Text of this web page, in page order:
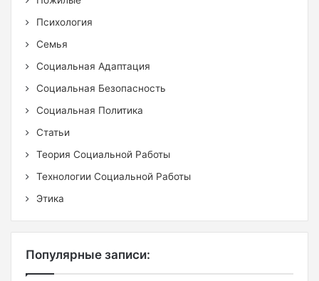
Психология
Семья
Социальная Адаптация
Социальная Безопасность
Социальная Политика
Статьи
Теория Социальной Работы
Технологии Социальной Работы
Этика
Популярные записи: